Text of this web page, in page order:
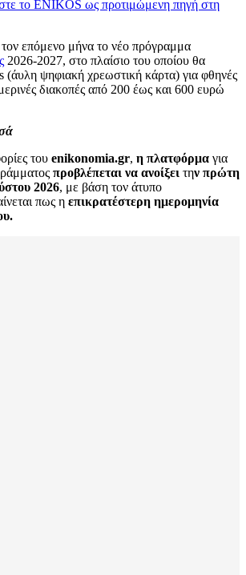
το ENIKOS ως προτιμώμενη πηγή στη
επόμενο μήνα το νέο πρόγραμμα
2026-2027, στο πλαίσιο του οποίου θα
(άυλη ψηφιακή χρεωστική κάρτα) για φθηνές
διακοπές από 200 έως και 600 ευρώ
του enikonomia.gr, η πλατφόρμα για
προβλέπεται να ανοίξει την πρώτη
2026, με βάση τον άτυπο
πως η επικρατέστερη ημερομηνία